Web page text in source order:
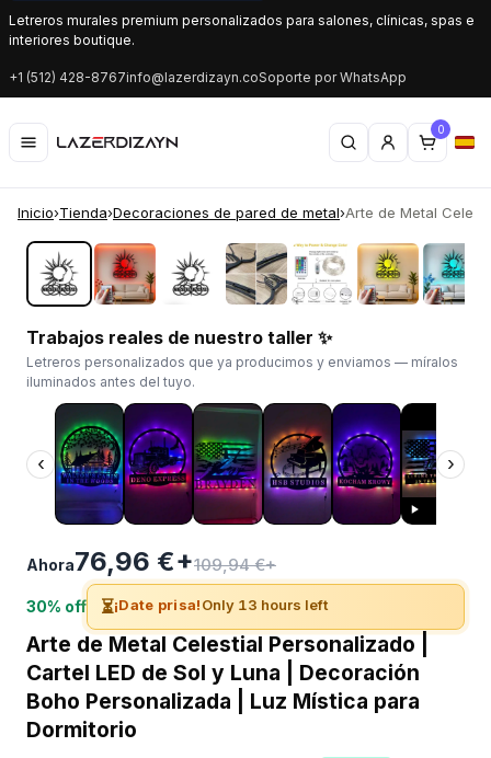
Letreros murales premium personalizados para salones, clínicas, spas e
interiores boutique.
+1 (512) 428-8767info@lazerdizayn.coSoporte por WhatsApp
0
Inicio›Tienda›Decoraciones de pared de metal›Arte de Metal
‹ ›
Trabajos reales de nuestro taller ✨
Letreros personalizados que ya producimos y enviamos — míralos
iluminados antes del tuyo.
‹ ›
Ahora76,96 €+109,94 €+
30% off ⏳¡Date prisa!Only 13 hours left
Arte de Metal Celestial Personalizado |
Cartel LED de Sol y Luna | Decoración
Boho Personalizada | Luz Mística para
Dormitorio